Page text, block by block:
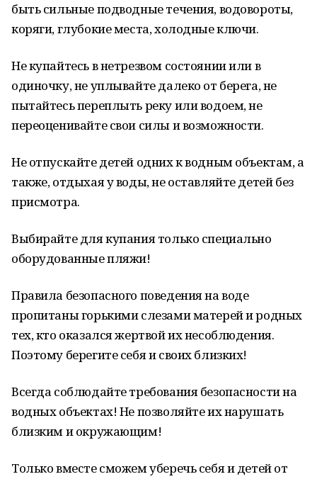
быть сильные подводные течения, водовороты,
коряги, глубокие места, холодные ключи.
Не купайтесь в нетрезвом состоянии или в
одиночку, не уплывайте далеко от берега, не
пытайтесь переплыть реку или водоем, не
переоценивайте свои силы и возможности.
Не отпускайте детей одних к водным объектам, а
также, отдыхая у воды, не оставляйте детей без
присмотра.
Выбирайте для купания только специально
оборудованные пляжи!
Правила безопасного поведения на воде
пропитаны горькими слезами матерей и родных
тех, кто оказался жертвой их несоблюдения.
Поэтому берегите себя и своих близких!
Всегда соблюдайте требования безопасности на
водных объектах! Не позволяйте их нарушать
близким и окружающим!
Только вместе сможем уберечь себя и детей от